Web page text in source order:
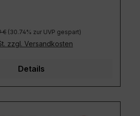
Preis:
€ (30.74% zur UVP gespart)
zzgl. Versandkosten
Details